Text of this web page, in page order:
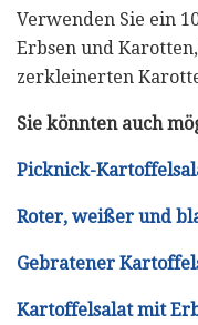
Verwenden Sie ein
Erbsen und
zerkleinerten
Sie könnten auch
Picknick-
Roter, weißer und
Gebratener
Kartoffelsalat mit